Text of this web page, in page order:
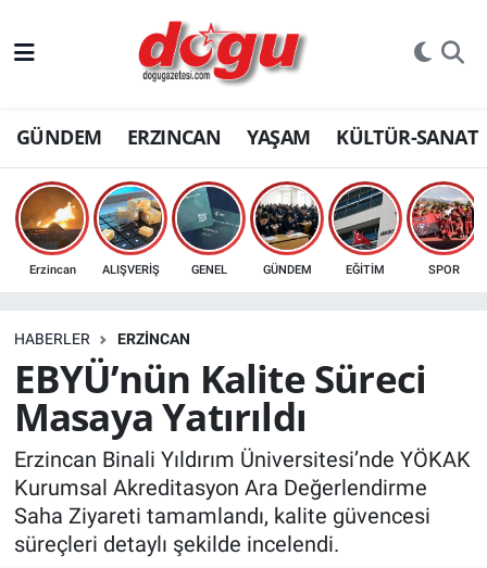
GÜNDEM ERZINCAN YAŞAM KÜLTÜR-SANAT
Erzincan ALIŞVERİŞ GENEL GÜNDEM EĞİTİM SPOR
HABERLER ERZINCAN
EBYÜ’nün Kalite Süreci
Masaya Yatırıldı
Erzincan Binali Yıldırım Üniversitesi’nde YÖKAK
Kurumsal Akreditasyon Ara Değerlendirme
Saha Ziyareti tamamlandı, kalite güvencesi
süreçleri detaylı şekilde incelendi.
ERZINCAN
GÜNDEM
ERZİNCAN FOTOĞRAFLARI
SAĞLIK
EKONOMİ
Bilim, teknoloji
GENEL
KÜLTÜR-SANAT